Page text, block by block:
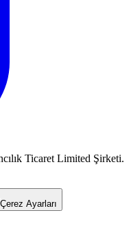
Ticaret Limited Şirketi.
Çerez Ayarları